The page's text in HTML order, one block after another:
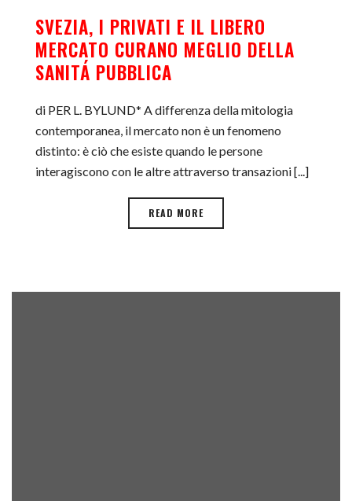
SVEZIA, I PRIVATI E IL LIBERO
MERCATO CURANO MEGLIO DELLA
SANITÁ PUBBLICA
di PER L. BYLUND* A differenza della mitologia
contemporanea, il mercato non è un fenomeno
distinto: è ciò che esiste quando le persone
interagiscono con le altre attraverso transazioni [...]
READ MORE